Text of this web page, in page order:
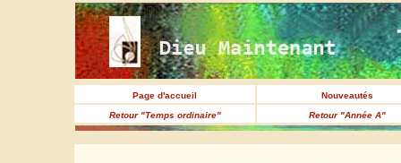
Page d'accueil
Nouveautés
Retour "Temps ordinaire"
Retour "Année A"